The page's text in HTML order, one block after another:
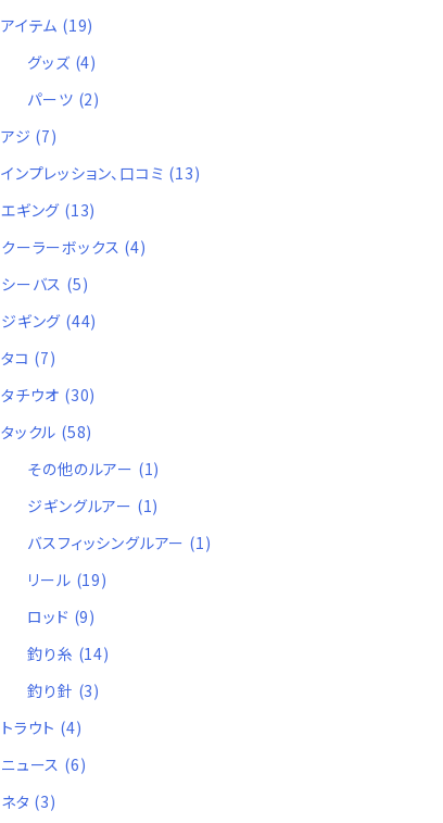
アイテム (19)
グッズ (4)
パーツ (2)
アジ (7)
インプレッション、口コミ (13)
エギング (13)
クーラーボックス (4)
シーバス (5)
ジギング (44)
タコ (7)
タチウオ (30)
タックル (58)
その他のルアー (1)
ジギングルアー (1)
バスフィッシングルアー (1)
リール (19)
ロッド (9)
釣り糸 (14)
釣り針 (3)
トラウト (4)
ニュース (6)
ネタ (3)